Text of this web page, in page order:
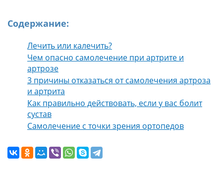
Содержание:
Лечить или калечить?
Чем опасно самолечение при артрите и
артрозе
3 причины отказаться от самолечения артроза
и артрита
Как правильно действовать, если у вас болит
сустав
Самолечение с точки зрения ортопедов